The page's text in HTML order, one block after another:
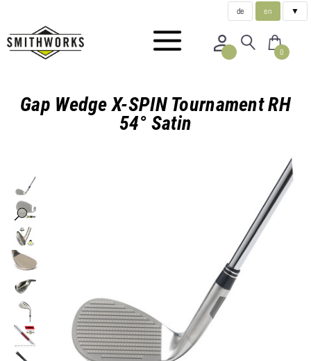
de en ▼
0
Gap Wedge X-SPIN Tournament RH
54° Satin